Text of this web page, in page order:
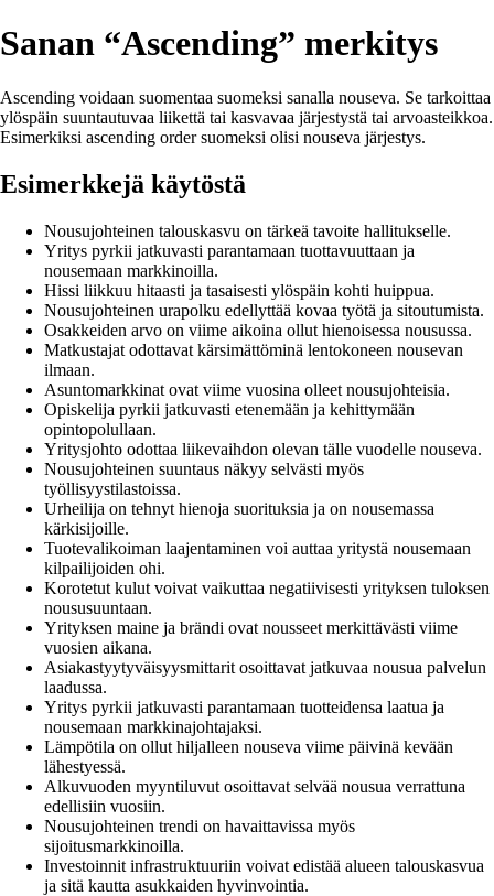
Sanan “Ascending” merkitys
Ascending voidaan suomentaa suomeksi sanalla nouseva. Se tarkoittaa
ylöspäin suuntautuvaa liikettä tai kasvavaa järjestystä tai arvoasteikkoa.
Esimerkiksi ascending order suomeksi olisi nouseva järjestys.
Esimerkkejä käytöstä
Nousujohteinen talouskasvu on tärkeä tavoite hallitukselle.
Yritys pyrkii jatkuvasti parantamaan tuottavuuttaan ja
nousemaan markkinoilla.
Hissi liikkuu hitaasti ja tasaisesti ylöspäin kohti huippua.
Nousujohteinen urapolku edellyttää kovaa työtä ja sitoutumista.
Osakkeiden arvo on viime aikoina ollut hienoisessa nousussa.
Matkustajat odottavat kärsimättöminä lentokoneen nousevan
ilmaan.
Asuntomarkkinat ovat viime vuosina olleet nousujohteisia.
Opiskelija pyrkii jatkuvasti etenemään ja kehittymään
opintopolullaan.
Yritysjohto odottaa liikevaihdon olevan tälle vuodelle nouseva.
Nousujohteinen suuntaus näkyy selvästi myös
työllisyystilastoissa.
Urheilija on tehnyt hienoja suorituksia ja on nousemassa
kärkisijoille.
Tuotevalikoiman laajentaminen voi auttaa yritystä nousemaan
kilpailijoiden ohi.
Korotetut kulut voivat vaikuttaa negatiivisesti yrityksen tuloksen
noususuuntaan.
Yrityksen maine ja brändi ovat nousseet merkittävästi viime
vuosien aikana.
Asiakastyytyväisyysmittarit osoittavat jatkuvaa nousua palvelun
laadussa.
Yritys pyrkii jatkuvasti parantamaan tuotteidensa laatua ja
nousemaan markkinajohtajaksi.
Lämpötila on ollut hiljalleen nouseva viime päivinä kevään
lähestyessä.
Alkuvuoden myyntiluvut osoittavat selvää nousua verrattuna
edellisiin vuosiin.
Nousujohteinen trendi on havaittavissa myös
sijoitusmarkkinoilla.
Investoinnit infrastruktuuriin voivat edistää alueen talouskasvua
ja sitä kautta asukkaiden hyvinvointia.